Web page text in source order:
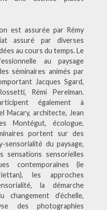
est assurée par Rémy
assuré par diverses
au cours du temps. Le
au paysage
séminaires animés par
Jacques Sgard,
Rémi Perelman.
également à
Macary, architecte, Jean
Montégut, écologue,
portent sur des
sensorialité du paysage,
sensations sensorielles
contemporaines (le
les approches
la démarche
d’échelle,
des photographies